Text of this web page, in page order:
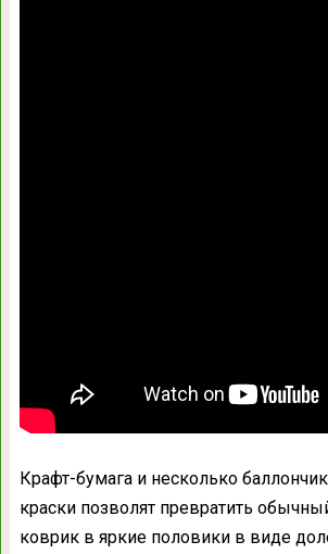
Крафт-бумага и несколько
краски позволят превратить
коврик в яркие половики в виде